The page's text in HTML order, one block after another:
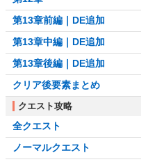
第13章前編｜DE追加
第13章中編｜DE追加
第13章後編｜DE追加
クリア後要素まとめ
クエスト攻略
全クエスト
ノーマルクエスト